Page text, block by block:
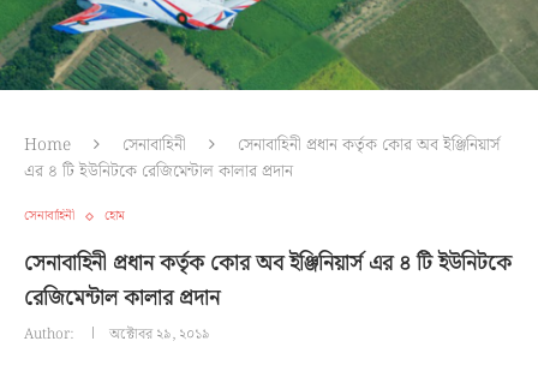
Home সেনাবাহিনী
সেনাবাহিনী প্রধান কর্তৃক কোর অব ইঞ্জিনিয়ার্স
এর ৪ টি ইউনিটকে রেজিমেন্টাল কালার প্রদান
সেনাবাহিনী হোম
সেনাবাহিনী প্রধান কর্তৃক কোর অব ইঞ্জিনিয়ার্স এর ৪ টি ইউনিটকে
রেজিমেন্টাল কালার প্রদান
Author: অক্টোবর ২৯, ২০১৯